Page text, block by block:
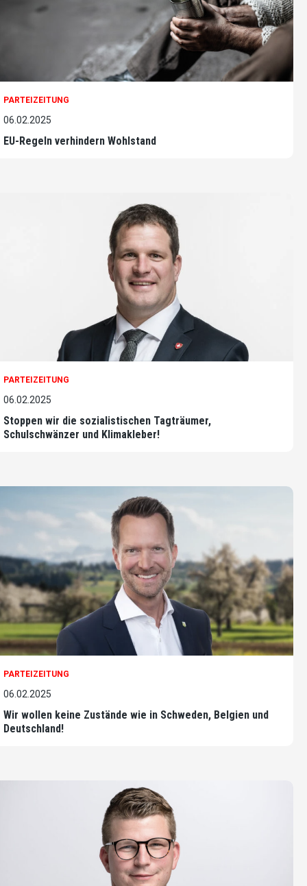
PARTEIZEITUNG
06.02.2025
EU-Regeln verhindern Wohlstand
PARTEIZEITUNG
06.02.2025
Stoppen wir die sozialistischen Tagträumer,
Schulschwänzer und Klimakleber!
PARTEIZEITUNG
06.02.2025
Wir wollen keine Zustände wie in Schweden, Belgien und
Deutschland!